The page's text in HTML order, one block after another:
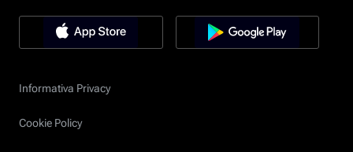
Informativa Privacy
Cookie Policy